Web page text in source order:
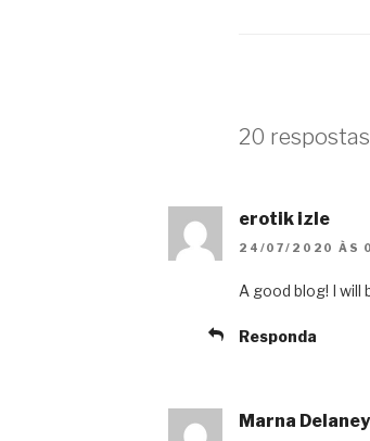
20 respostas
erotik izle
24/07/2020 ÀS
A good blog! I
Responda
Marna